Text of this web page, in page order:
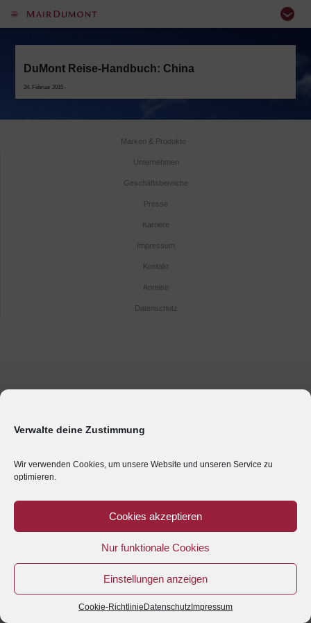
Verwalte deine Zustimmung
Wir verwenden Cookies, um unsere Website und unseren Service zu
optimieren.
Cookies akzeptieren
Nur funktionale Cookies
Einstellungen anzeigen
Cookie-Richtlinie Datenschutz Impressum
DuMont Reise-Handbuch: China
24. Februar 2015 -
Marken & Produkte
Unternehmen
Geschäftsbereiche
Presse
Karriere
Impressum
Kontakt
Anreise
Datenschutz